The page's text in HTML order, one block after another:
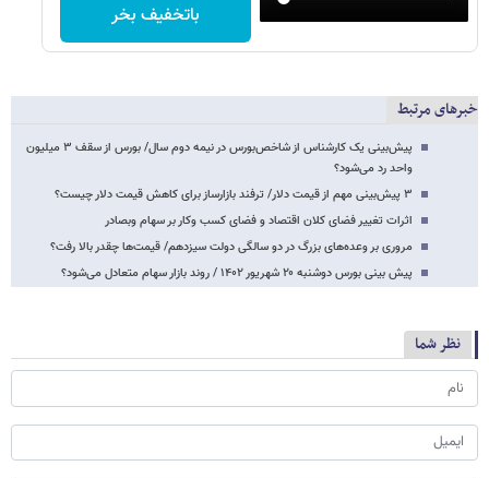
باتخفیف بخر
خبرهای مرتبط
پیش‌بینی یک کارشناس از شاخص‌بورس در نیمه دوم سال/ بورس از سقف ۳ میلیون
واحد رد می‌شود؟
۳ پیش‌بینی مهم از قیمت دلار/ ترفند بازارساز برای کاهش قیمت دلار چیست؟
اثرات تغییر فضای کلان اقتصاد و فضای کسب وکار بر سهام وبصادر
مروری بر وعده‌های بزرگ در دو سالگی دولت سیزدهم/ قیمت‌ها چقدر بالا رفت؟
پیش بینی بورس دوشنبه ۲۰ شهریور ۱۴۰۲ / روند بازار سهام متعادل می‌شود؟
نظر شما